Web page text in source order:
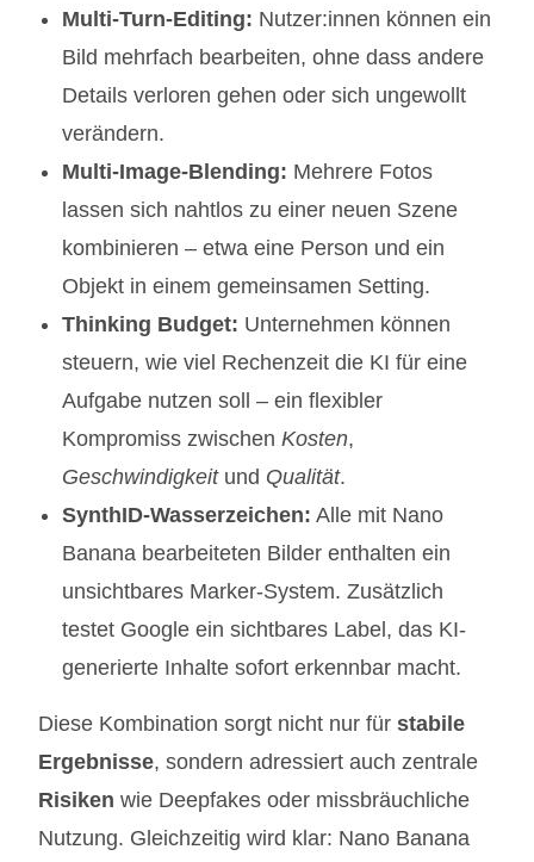
Multi-Turn-Editing: Nutzer:innen können ein
Bild mehrfach bearbeiten, ohne dass andere
Details verloren gehen oder sich ungewollt
verändern.
Multi-Image-Blending: Mehrere Fotos
lassen sich nahtlos zu einer neuen Szene
kombinieren – etwa eine Person und ein
Objekt in einem gemeinsamen Setting.
Thinking Budget: Unternehmen können
steuern, wie viel Rechenzeit die KI für eine
Aufgabe nutzen soll – ein flexibler
Kompromiss zwischenKosten,
Geschwindigkeitund Qualität.
SynthID-Wasserzeichen: Alle mit Nano
Banana bearbeiteten Bilder enthalten ein
unsichtbares Marker-System. Zusätzlich
testet Google ein sichtbares Label, das KI-
generierte Inhalte sofort erkennbar macht.
Diese Kombination sorgt nicht nur fürstabile
Ergebnisse, sondern adressiert auch zentrale
Risiken wie Deepfakes oder missbräuchliche
Nutzung. Gleichzeitig wird klar: Nano Banana